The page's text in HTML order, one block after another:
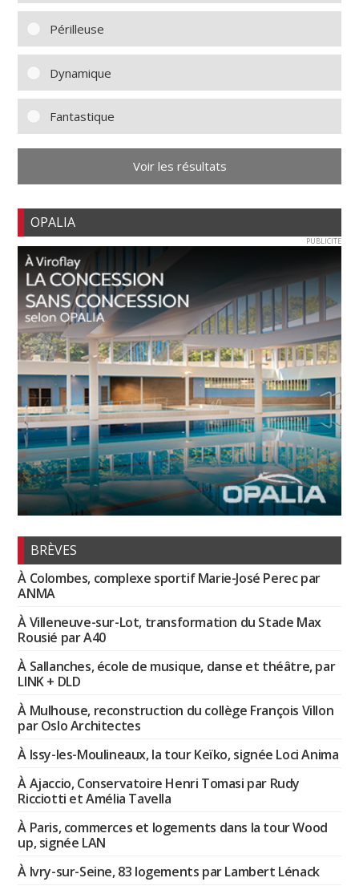
Périlleuse
Dynamique
Fantastique
Voir les résultats
OPALIA
PUBLICITE
BRÈVES
À Colombes, complexe sportif Marie-José Perec par
ANMA
À Villeneuve-sur-Lot, transformation du Stade Max
Rousié par A40
À Sallanches, école de musique, danse et théâtre, par
LINK + DLD
À Mulhouse, reconstruction du collège François Villon
par Oslo Architectes
À Issy-les-Moulineaux, la tour Keïko, signée Loci Anima
À Ajaccio, Conservatoire Henri Tomasi par Rudy
Ricciotti et Amélia Tavella
À Paris, commerces et logements dans la tour Wood
up, signée LAN
À Ivry-sur-Seine, 83 logements par Lambert Lénack